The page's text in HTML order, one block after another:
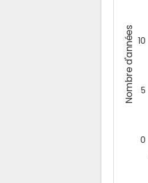
Nombre d'années
0
5
10